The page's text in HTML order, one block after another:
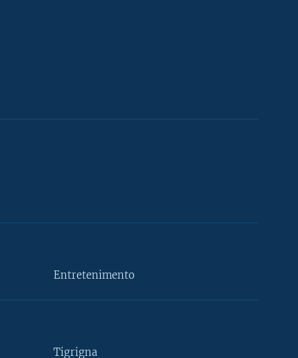
Entretenimento
Tigrigna